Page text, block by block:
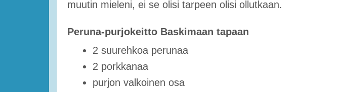
muutin mieleni, ei se olisi tarpeen olisi ollutkaan.
Peruna-purjokeitto Baskimaan tapaan
2 suurehkoa perunaa
2 porkkanaa
purjon valkoinen osa